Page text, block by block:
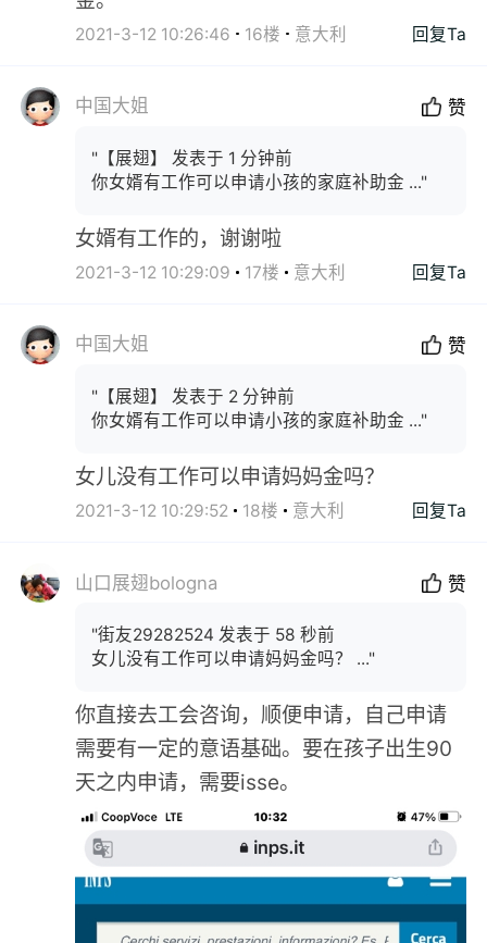
2021-3-12 10:26:46 16楼 意大利 回复Ta
中国大姐 赞
"【展翅】 发表于 1 分钟前
你女婿有工作可以申请小孩的家庭补助金 ..."
女婿有工作的，谢谢啦
2021-3-12 10:29:09 17楼 意大利 回复Ta
中国大姐 赞
"【展翅】 发表于 2 分钟前
你女婿有工作可以申请小孩的家庭补助金 ..."
女儿没有工作可以申请妈妈金吗？
2021-3-12 10:29:52 18楼 意大利 回复Ta
山口展翅bologna 赞
"街友29282524 发表于 58 秒前
女儿没有工作可以申请妈妈金吗？ ..."
你直接去工会咨询，顺便申请，自己申请
需要有一定的意语基础。要在孩子出生90
天之内申请，需要isse。